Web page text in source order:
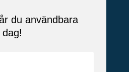
du användbara